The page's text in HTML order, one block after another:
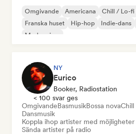
Omgivande Americana
Chill / Lo-fi
Franska huset
Hip-hop Indie-dans
Modern jazz
NY
Eurico
Booker, Radiostation
< 100 svar ges
OmgivandeBasmusikBossa nova
Dansmusik
Koppla ihop artister med
Sända artister på radio